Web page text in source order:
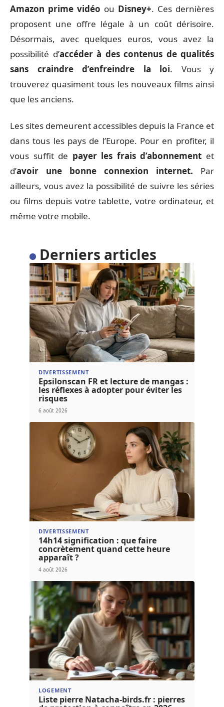
Amazon prime vidéo ou Disney+. Ces dernières
proposent une offre légale à un coût dérisoire.
Désormais, avec quelques euros, vous avez la
possibilité d’accéder à des contenus de qualités
sans craindre d’enfreindre la loi. Vous y
trouverez quasiment tous les nouveaux films ainsi
que les anciens.
Les sites demeurent accessibles depuis la France et
dans tous les pays de l’Europe. Pour en profiter, il
vous suffit de payer les frais d’abonnement et
d’avoir une bonne connexion internet. Par
ailleurs, vous avez la possibilité de suivre les séries
ou films depuis votre tablette, votre ordinateur, et
même votre mobile.
Derniers articles
DIVERTISSEMENT
Epsilonscan FR et lecture de mangas :
les réflexes à adopter pour éviter les
risques
6 août 2026
DIVERTISSEMENT
14h14 signification : que faire
concrètement quand cette heure
apparaît ?
4 août 2026
LOGEMENT
Liste pierre Natacha-birds.fr : pierres